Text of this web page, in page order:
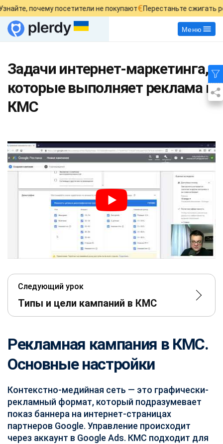
почему посетители не покупают€Перестаньте сжигать
Меню
Задачи интернет-маркетинга,
которые выполняет реклама в
КМС
Следующий урок
Типы и цели кампаний в КМС
Рекламная кампания в КМС.
Основные настройки
Контекстно-медийная сеть — это графически-
рекламный формат, который подразумевает
показ баннера на интернет-страницах
партнеров Google. Управление происходит
через аккаунт в Google Ads. КМС подходит для